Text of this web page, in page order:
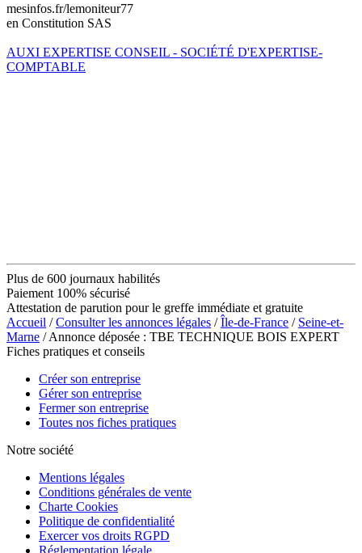
mesinfos.fr/lemoniteur77
en Constitution SAS
AUXI EXPERTISE CONSEIL - SOCIÉTÉ D'EXPERTISE-
COMPTABLE
Plus de 600 journaux habilités
Paiement 100% sécurisé
Attestation de parution pour le greffe immédiate et gratuite
Accueil /Consulter les annonces légales /Île-de-France / Seine-et-
Marne / Annonce déposée : TBE TECHNIQUE BOIS EXPERT
Fiches pratiques et conseils
Créer son entreprise
Gérer son entreprise
Fermer son entreprise
Toutes nos fiches pratiques
Notre société
Mentions légales
Conditions générales de vente
Charte Cookies
Politique de confidentialité
Exercer vos droits RGPD
Réglementation légale